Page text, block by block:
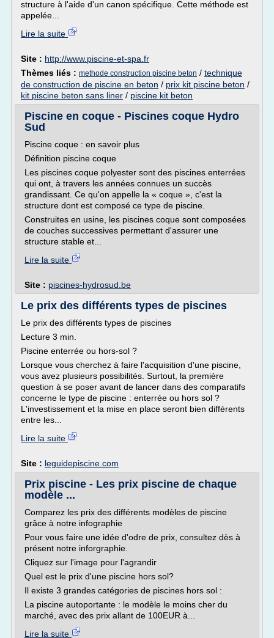
structure à l'aide d'un canon spécifique. Cette méthode est
appelée...
Lire la suite
Site : http://www.piscine-et-spa.fr
Thèmes liés : methode construction piscine beton / technique
de construction de piscine en beton / prix kit piscine beton /
kit piscine beton sans liner / piscine kit beton
Piscine en coque - Piscines coque Hydro
Sud
Piscine coque : en savoir plus
Définition piscine coque
Les piscines coque polyester sont des piscines enterrées
qui ont, à travers les années connues un succès
grandissant. Ce qu'on appelle la « coque », c'est la
structure dont est composé ce type de piscine.
Construites en usine, les piscines coque sont composées
de couches successives permettant d'assurer une
structure stable et...
Lire la suite
Site : piscines-hydrosud.be
Le prix des différents types de piscines
Le prix des différents types de piscines
Lecture 3 min.
Piscine enterrée ou hors-sol ?
Lorsque vous cherchez à faire l'acquisition d'une piscine,
vous avez plusieurs possibilités. Surtout, la première
question à se poser avant de lancer dans des comparatifs
concerne le type de piscine : enterrée ou hors sol ?
L'investissement et la mise en place seront bien différents
entre les...
Lire la suite
Site : leguidepiscine.com
Prix piscine - Les prix piscine de chaque
modèle ...
Comparez les prix des différents modèles de piscine
grâce à notre infographie
Pour vous faire une idée d'odre de prix, consultez dès à
présent notre inforgraphie.
Cliquez sur l'image pour l'agrandir
Quel est le prix d'une piscine hors sol?
Il existe 3 grandes catégories de piscines hors sol :
La piscine autoportante : le modèle le moins cher du
marché, avec des prix allant de 100EUR à...
Lire la suite